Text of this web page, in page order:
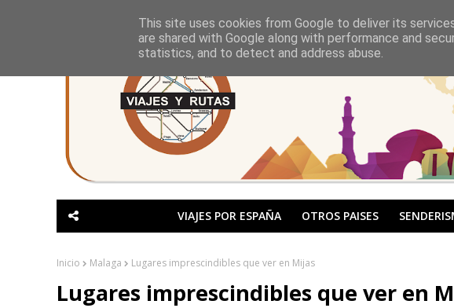
VIAJES POR ESPAÑA OTROS PAISES
Inicio Malaga Lugares imprescindibles que ver en Mijas
Lugares imprescindibles que ver en
This site uses cookies from Google to deliver its
are shared with Google along with performance and
statistics, and to detect and address abuse.